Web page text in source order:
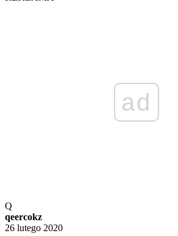
ad
Q
qeercokz
26 lutego 2020